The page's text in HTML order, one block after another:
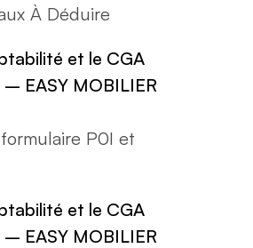
À Déduire
et le CGA
EASY MOBILIER
P0I et
et le CGA
EASY MOBILIER